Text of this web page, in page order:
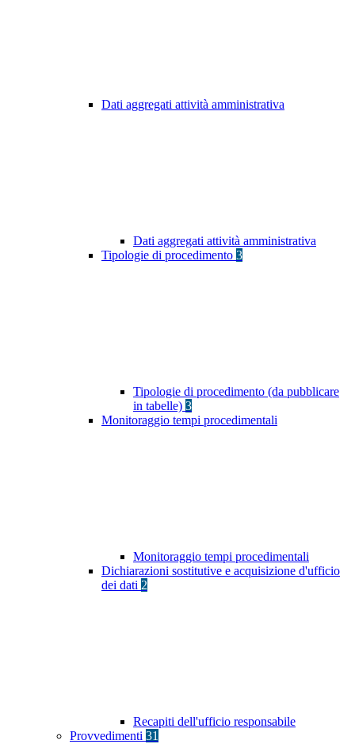
Dati aggregati attività amministrativa
Dati aggregati attività amministrativa
Tipologie di procedimento 3
Tipologie di procedimento (da pubblicare
in tabelle) 3
Monitoraggio tempi procedimentali
Monitoraggio tempi procedimentali
Dichiarazioni sostitutive e acquisizione d'ufficio
dei dati 2
Recapiti dell'ufficio responsabile
Provvedimenti 31